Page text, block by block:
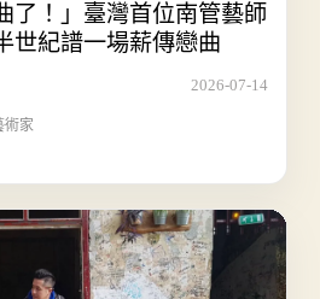
了！」臺灣首位南管藝師
世紀譜一場薪傳戀曲
2026-07-14
術家